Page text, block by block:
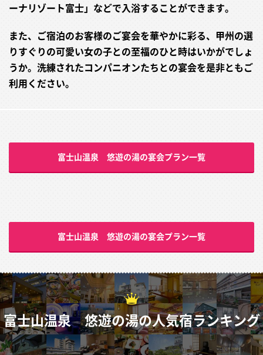
ーナリゾート富士」などで入浴することができます。
また、ご宿泊のお客様のご宴会を華やかに彩る、甲州の選
りすぐりの可愛い女の子との至福のひと時はいかがでしょ
うか。洗練されたコンパニオンたちとの宴会を是非ともご
利用ください。
富士山温泉 悠遊の湯の宴会プラン一覧
富士山温泉 悠遊の湯の宴会プラン一覧
富士山温泉 悠遊の湯の人気宿ランキング